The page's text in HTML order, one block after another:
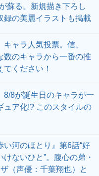
蘇る。新規描き下ろし
録の美麗イラストも掲載
キャラ人気投票。信、
のキャラから一番の推
てください！
8/8が誕生日のキャラが一
ュア化!? このスタイルの
い河のほとり』第6話“好
けないひと”。腹心の弟・
（声優：千葉翔也）と